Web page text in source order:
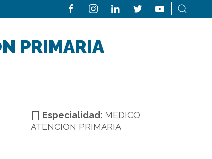
PRIMARIA
Especialidad: MEDICO
ATENCION PRIMARIA